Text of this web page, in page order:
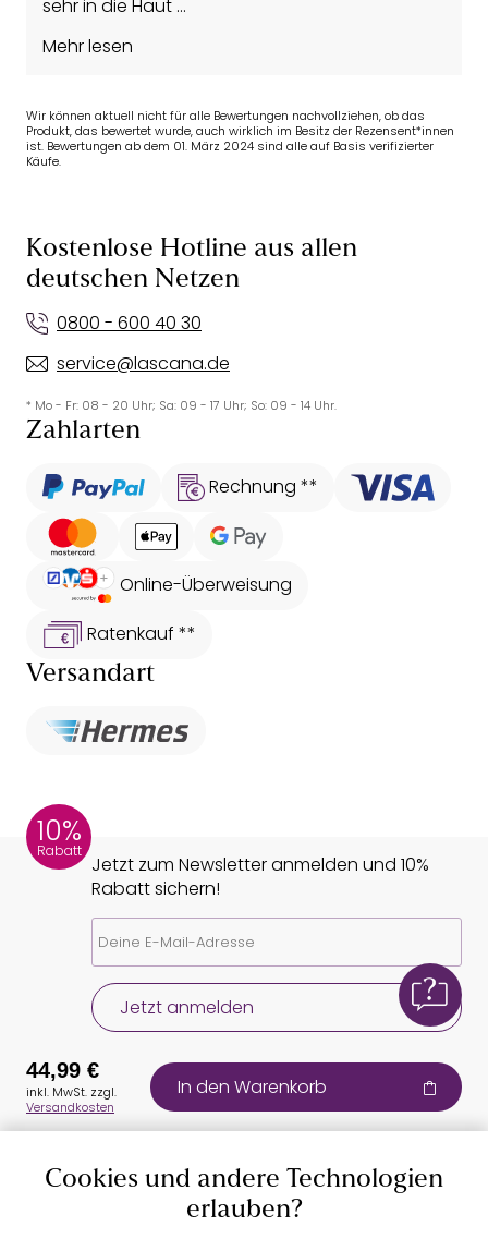
sehr in die Haut
habe und ich den bh nicht mehr tragen kann.
Mehr lesen
Wir können aktuell nicht für alle Bewertungen nachvollziehen, ob das
Produkt, das bewertet wurde, auch wirklich im Besitz der Rezensent*innen
ist. Bewertungen ab dem 01. März 2024 sind alle auf Basis verifizierter
Käufe.
Kostenlose Hotline aus allen
deutschen Netzen
0800 - 600 40 30
service@lascana.de
* Mo - Fr: 08 - 20 Uhr; Sa: 09 - 17 Uhr; So: 09 - 14 Uhr.
Zahlarten
Rechnung **
Online-Überweisung
Ratenkauf **
Versandart
10%
Rabatt
Jetzt zum Newsletter anmelden und 10%
Rabatt sichern!
Jetzt anmelden
Auszeichnungen
44,99 €
inkl. MwSt. zzgl.
Versandkosten
In den Warenkorb
Cookies und andere Technologien
erlauben?